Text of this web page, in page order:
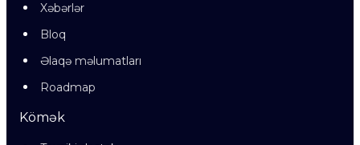
Xəbərlər
Bloq
Əlaqə məlumatları
Roadmap
Kömək